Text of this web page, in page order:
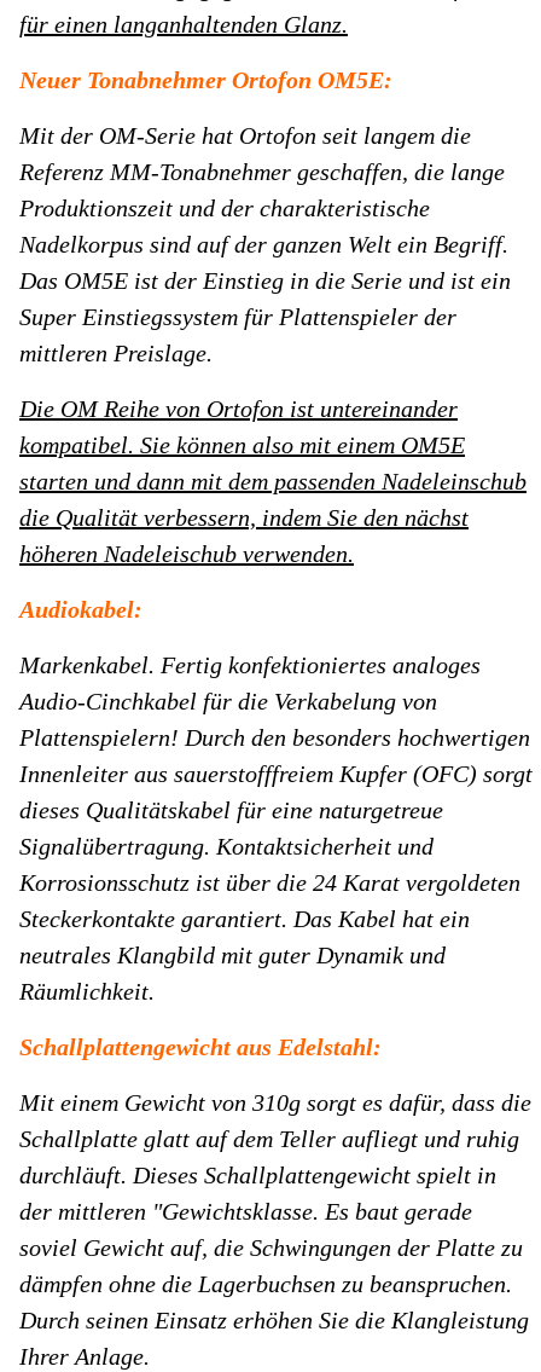
für einen langanhaltenden Glanz.
Neuer Tonabnehmer Ortofon OM5E:
Mit der OM-Serie hat Ortofon seit langem die
Referenz MM-Tonabnehmer geschaffen, die lange
Produktionszeit und der charakteristische
Nadelkorpus sind auf der ganzen Welt ein Begriff.
Das OM5E ist der Einstieg in die Serie und ist ein
Super Einstiegssystem für Plattenspieler der
mittleren Preislage.
Die OM Reihe von Ortofon ist untereinander
kompatibel. Sie können also mit einem OM5E
starten und dann mit dem passenden Nadeleinschub
die Qualität verbessern, indem Sie den nächst
höheren Nadeleischub verwenden.
Audiokabel:
Markenkabel. Fertig konfektioniertes analoges
Audio-Cinchkabel für die Verkabelung von
Plattenspielern! Durch den besonders hochwertigen
Innenleiter aus sauerstofffreiem Kupfer (OFC) sorgt
dieses Qualitätskabel für eine naturgetreue
Signalübertragung. Kontaktsicherheit und
Korrosionsschutz ist über die 24 Karat vergoldeten
Steckerkontakte garantiert. Das Kabel hat ein
neutrales Klangbild mit guter Dynamik und
Räumlichkeit.
Schallplattengewicht aus Edelstahl:
Mit einem Gewicht von 310g sorgt es dafür, dass die
Schallplatte glatt auf dem Teller aufliegt und ruhig
durchläuft. Dieses Schallplattengewicht spielt in
der mittleren "Gewichtsklasse. Es baut gerade
soviel Gewicht auf, die Schwingungen der Platte zu
dämpfen ohne die Lagerbuchsen zu beanspruchen.
Durch seinen Einsatz erhöhen Sie die Klangleistung
Ihrer Anlage.